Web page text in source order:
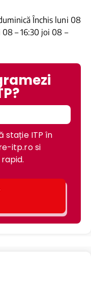
Închis luni 08
– 16:30 joi 08 –
stație ITP în
itp.ro si